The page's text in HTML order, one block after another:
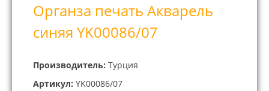
Органза печать Акварель
синяя YK00086/07
Производитель: Турция
Артикул: YK00086/07